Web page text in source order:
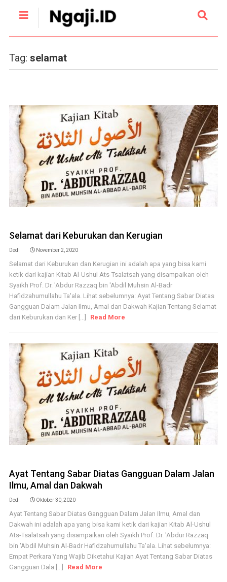
Tag: selamat
Selamat dari Keburukan dan Kerugian
Dedi November 2, 2020
Selamat dari Keburukan dan Kerugian ini adalah apa yang bisa kami
ketik dari kajian Kitab Al-Ushul Ats-Tsalatsah yang disampaikan oleh
Syaikh Prof. Dr. 'Abdur Razzaq bin 'Abdil Muhsin Al-Badr
Hafidzahumullahu Ta'ala. Lihat sebelumnya: Ayat Tentang Sabar Diatas
Gangguan Dalam Jalan Ilmu, Amal dan Dakwah Kajian Tentang Selamat
dari Keburukan dan Ker [...]
Read More
Ayat Tentang Sabar Diatas Gangguan Dalam Jalan
Ilmu, Amal dan Dakwah
Dedi Oktober 30, 2020
Ayat Tentang Sabar Diatas Gangguan Dalam Jalan Ilmu, Amal dan
Dakwah ini adalah apa yang bisa kami ketik dari kajian Kitab Al-Ushul
Ats-Tsalatsah yang disampaikan oleh Syaikh Prof. Dr. 'Abdur Razzaq
bin 'Abdil Muhsin Al-Badr Hafidzahumullahu Ta'ala. Lihat sebelumnya:
Empat Perkara Yang Wajib Diketahui Kajian Ayat Tentang Sabar Diatas
Gangguan Dala [...]
Read More